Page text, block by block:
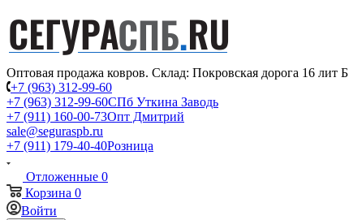
Оптовая продажа ковров. Склад: Покровская дорога 16 лит Б
+7 (963) 312-99-60
+7 (963) 312-99-60СПб Уткина Заводь
+7 (911) 160-00-73Опт Дмитрий
sale@seguraspb.ru
+7 (911) 179-40-40Розница
Отложенные 0
Корзина 0
Войти